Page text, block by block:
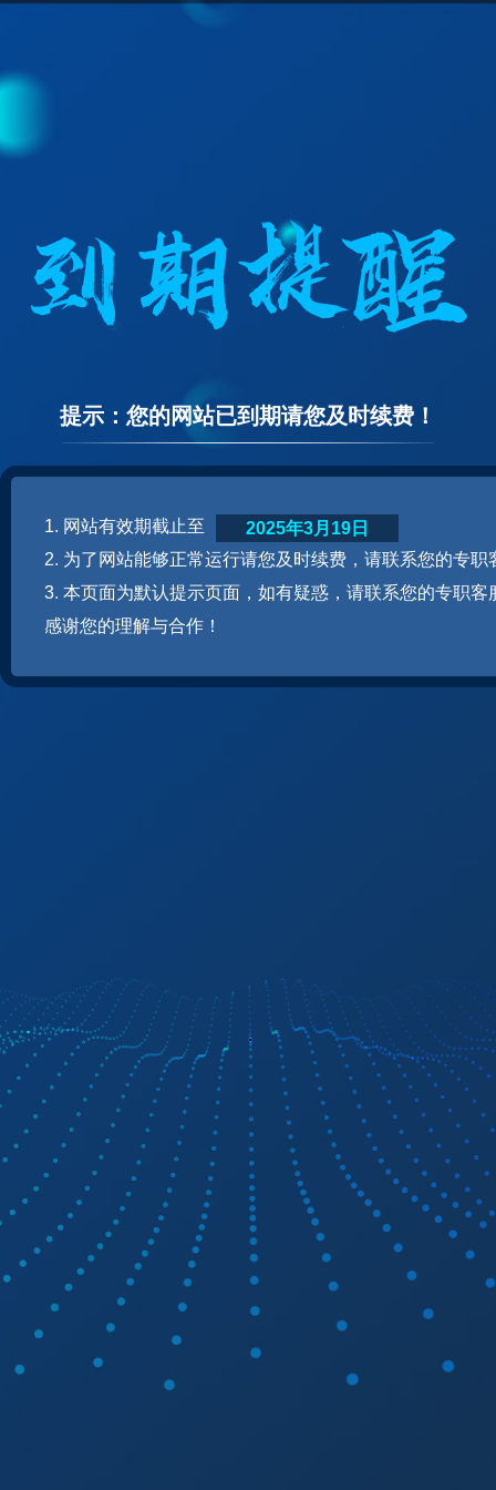
提示：您的网站已到期请您及时续费！
1. 网站有效期截止至
2. 为了网站能够正常运行请您及时续费，请联系您的专职
3. 本页面为默认提示页面，如有疑惑，请联系您的专职客
感谢您的理解与合作！
2025年3月19日